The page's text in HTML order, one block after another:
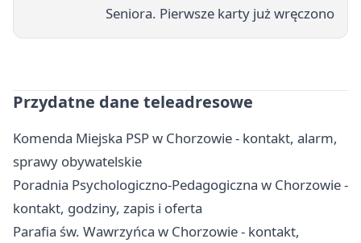
Seniora. Pierwsze karty już wręczono
Przydatne dane teleadresowe
Komenda Miejska PSP w Chorzowie - kontakt, alarm,
sprawy obywatelskie
Poradnia Psychologiczno-Pedagogiczna w Chorzowie -
kontakt, godziny, zapis i oferta
Parafia św. Wawrzyńca w Chorzowie - kontakt,